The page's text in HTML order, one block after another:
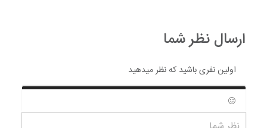
ارسال نظر شما
اولین نفری باشید که نظر میدهید
شکلک ها